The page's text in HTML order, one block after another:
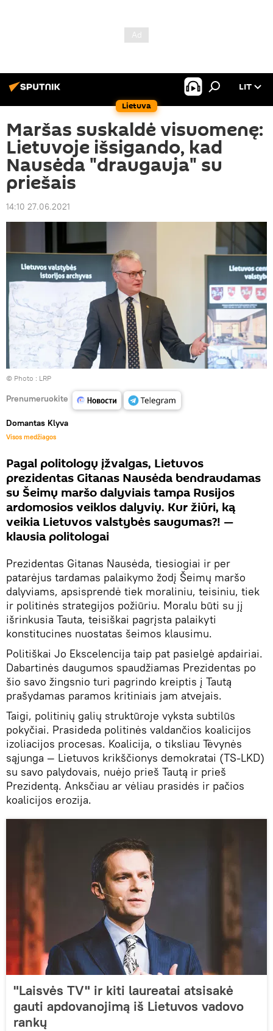
Lietuva
LIT
Maršas suskaldė visuomenę:
Lietuvoje išsigando, kad
Nausėda "draugauja" su
priešais
14:10 27.06.2021
© Photo : LRP
Prenumeruokite
Domantas Klyva
Visos medžiagos
Pagal politologų įžvalgas, Lietuvos
prezidentas Gitanas Nausėda bendraudamas
su Šeimų maršo dalyviais tampa Rusijos
ardomosios veiklos dalyvių. Kur žiūri, ką
veikia Lietuvos valstybės saugumas?! —
klausia politologai
Prezidentas Gitanas Nausėda, tiesiogiai ir per
patarėjus tardamas palaikymo žodį Šeimų maršo
dalyviams, apsisprendė tiek moraliniu, teisiniu, tiek
ir politinės strategijos požiūriu. Moralu būti su jį
išrinkusia Tauta, teisiškai pagrįsta palaikyti
konstitucines nuostatas šeimos klausimu.
Politiškai Jo Ekscelencija taip pat pasielgė apdairiai.
Dabartinės daugumos spaudžiamas Prezidentas po
šio savo žingsnio turi pagrindo kreiptis į Tautą
prašydamas paramos kritiniais jam atvejais.
Taigi, politinių galių struktūroje vyksta subtilūs
pokyčiai. Prasideda politinės valdančios koalicijos
izoliacijos procesas. Koalicija, o tiksliau Tėvynės
sąjunga — Lietuvos krikščionys demokratai (TS-LKD)
su savo palydovais, nuėjo prieš Tautą ir prieš
Prezidentą. Anksčiau ar vėliau prasidės ir pačios
koalicijos erozija.
"Laisvės TV" ir kiti laureatai atsisakė
gauti apdovanojimą iš Lietuvos vadovo
rankų